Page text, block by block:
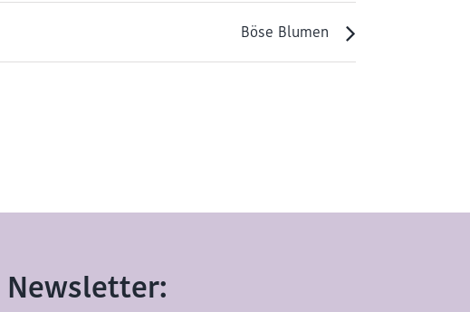
Böse Blumen
Newsletter: